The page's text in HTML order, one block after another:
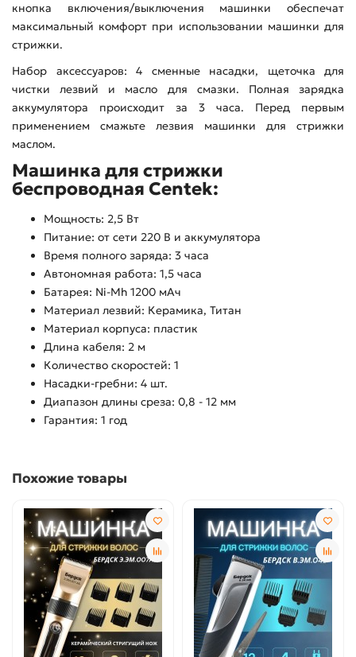
кнопка включения/выключения машинки обеспечат
максимальный комфорт при использовании машинки для
стрижки.
Набор аксессуаров: 4 сменные насадки, щеточка для
чистки лезвий и масло для смазки. Полная зарядка
аккумулятора происходит за 3 часа. Перед первым
применением смажьте лезвия машинки для стрижки
маслом.
Машинка для стрижки
беспроводная Centek:
Мощность: 2,5 Вт
Питание: от сети 220 В и аккумулятора
Время полного заряда: 3 часа
Автономная работа: 1,5 часа
Батарея: Ni-Mh 1200 мАч
Материал лезвий: Керамика, Титан
Материал корпуса: пластик
Длина кабеля: 2 м
Количество скоростей: 1
Насадки-гребни: 4 шт.
Диапазон длины среза: 0,8 - 12 мм
Гарантия: 1 год
Похожие товары